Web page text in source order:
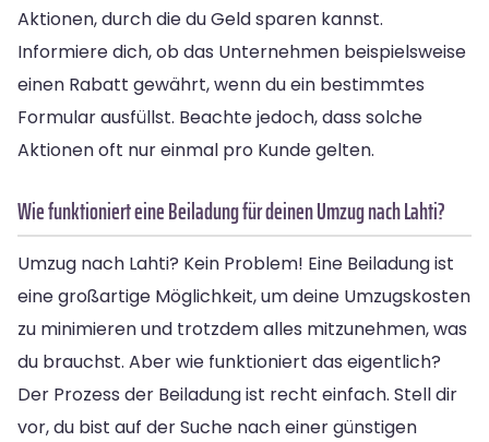
Aktionen, durch die du Geld sparen kannst.
Informiere dich, ob das Unternehmen beispielsweise
einen Rabatt gewährt, wenn du ein bestimmtes
Formular ausfüllst. Beachte jedoch, dass solche
Aktionen oft nur einmal pro Kunde gelten.
Wie funktioniert eine Beiladung für deinen Umzug nach Lahti?
Umzug nach Lahti? Kein Problem! Eine Beiladung ist
eine großartige Möglichkeit, um deine Umzugskosten
zu minimieren und trotzdem alles mitzunehmen, was
du brauchst. Aber wie funktioniert das eigentlich?
Der Prozess der Beiladung ist recht einfach. Stell dir
vor, du bist auf der Suche nach einer günstigen